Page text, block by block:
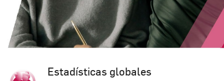
Estadísticas globales